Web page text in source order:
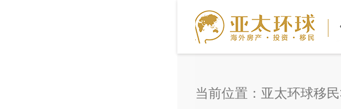
当前位置： 亚太环球移民